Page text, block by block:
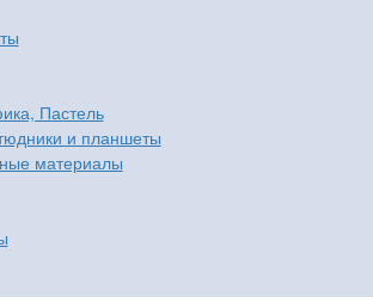
Пастель
и планшеты
материалы